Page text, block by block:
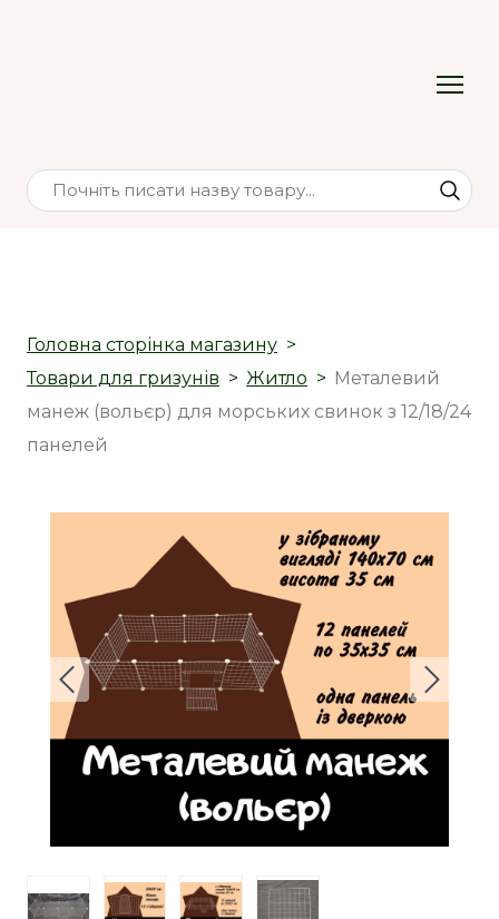
Головна сторінка магазину
Товари для гризунів
Житло
Металевий
манеж (вольєр) для морських свинок з 12/18/24
панелей